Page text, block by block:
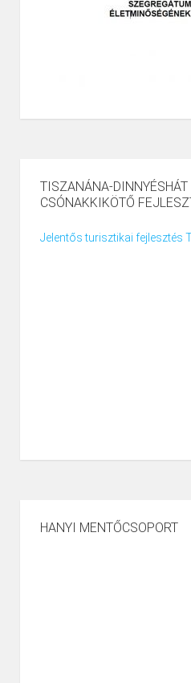
TISZANÁNA-DINNYÉSHÁT
CSÓNAKKIKÖTŐ
Jelentős turisztikai fejlesztés
HANYI MENTŐCSOPORT